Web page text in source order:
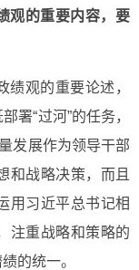
观的重要内容，要
绩观的重要论述，
署“过河”的任务，
发展作为领导干部
和战略决策，而且
用习近平总书记相
注重战略和策略的
的统一。